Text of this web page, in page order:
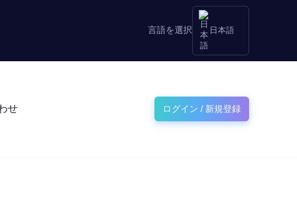
言語を選択 日本語
せ ログイン / 新規登録